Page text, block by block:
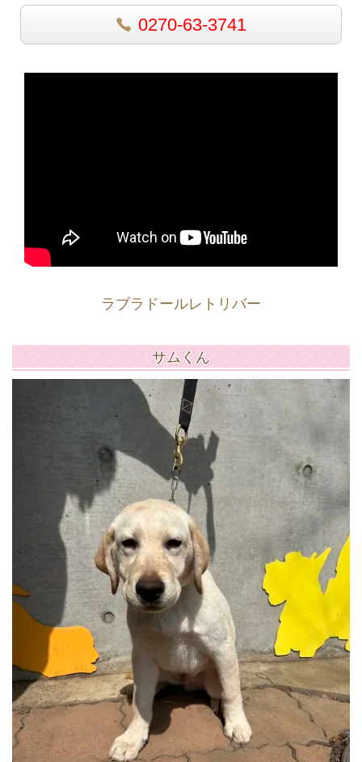
0270-63-3741
ラブラドールレトリバー
サムくん